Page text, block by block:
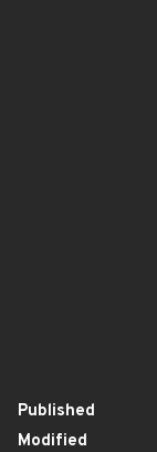
Published
Modified